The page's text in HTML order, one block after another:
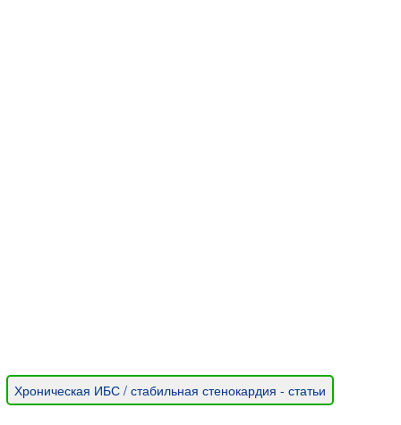
Хроническая ИБС / стабильная стенокардия - статьи